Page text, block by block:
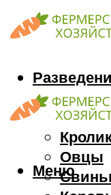
Козы
Кони
Овцы
Меню